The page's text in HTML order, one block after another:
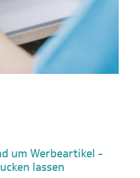
um Werbeartikel -
lassen